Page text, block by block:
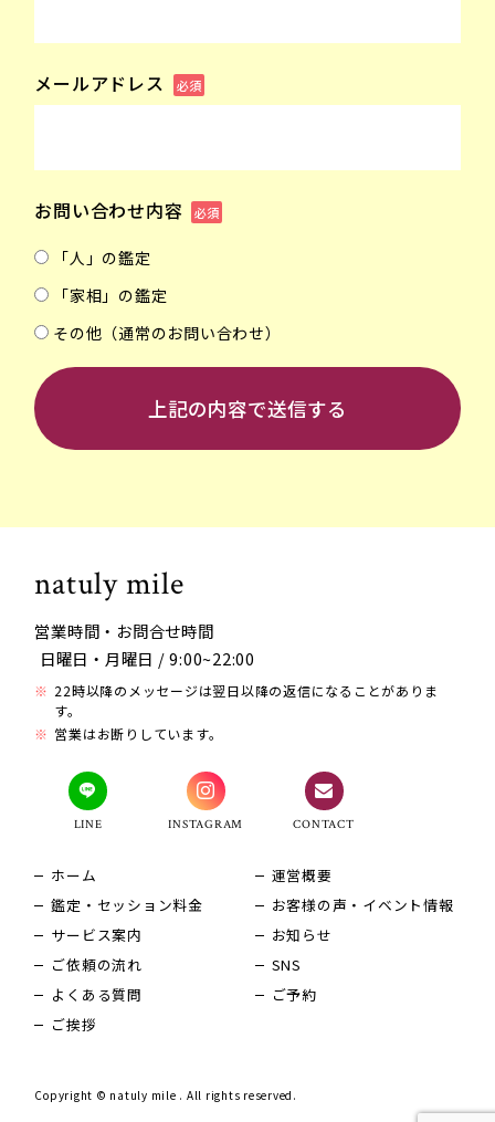
メールアドレス 必須
お問い合わせ内容 必須
「人」の鑑定
「家相」の鑑定
その他（通常のお問い合わせ）
natuly mile
営業時間・お問合せ時間
日曜日・月曜日 / 9:00~22:00
22時以降のメッセージは翌日以降の返信になることがありま
す。
営業はお断りしています。
LINE INSTAGRAM CONTACT
ホーム
鑑定・セッション料金
サービス案内
ご依頼の流れ
よくある質問
ご挨拶
運営概要
お客様の声・イベント情報
お知らせ
SNS
ご予約
Copyright © natuly mile . All rights reserved.